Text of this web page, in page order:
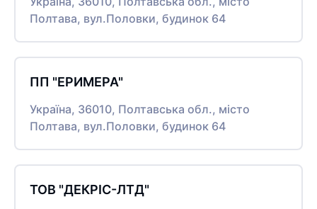
Полтава, вул.Половки, будинок 64
ПП "ЕРИМЕРА"
Україна, 36010, Полтавська обл., місто
Полтава, вул.Половки, будинок 64
ТОВ "ДЕКРІС-ЛТД"